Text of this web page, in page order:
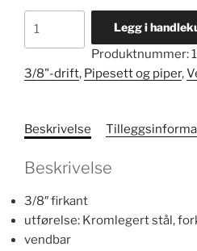
nr.
antall
Legg i
Produktnummer:
3/8"-drift, Pipesett og piper,
Beskrivelse
Beskrivelse
3/8″ firkant
utførelse: Kromlegert stål,
vendbar